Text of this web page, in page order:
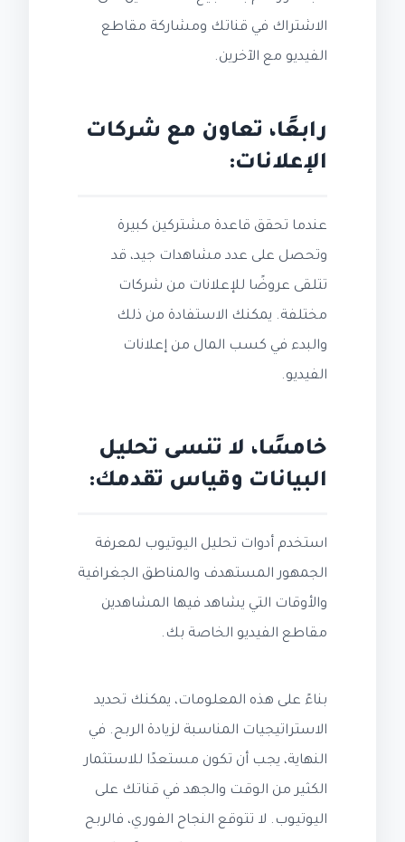
الاشتراك في قناتك ومشاركة مقاطع
الفيديو مع الآخرين.
رابعًا، تعاون مع شركات
الإعلانات:
عندما تحقق قاعدة مشتركين كبيرة
وتحصل على عدد مشاهدات جيد، قد
تتلقى عروضًا للإعلانات من شركات
مختلفة. يمكنك الاستفادة من ذلك
والبدء في كسب المال من إعلانات
الفيديو.
خامسًا، لا تنسى تحليل
البيانات وقياس تقدمك:
استخدم أدوات تحليل اليوتيوب لمعرفة
الجمهور المستهدف والمناطق الجغرافية
والأوقات التي يشاهد فيها المشاهدين
مقاطع الفيديو الخاصة بك.
بناءً على هذه المعلومات، يمكنك تحديد
الاستراتيجيات المناسبة لزيادة الربح. في
النهاية، يجب أن تكون مستعدًا للاستثمار
الكثير من الوقت والجهد في قناتك على
اليوتيوب. لا تتوقع النجاح الفوري، فالربح